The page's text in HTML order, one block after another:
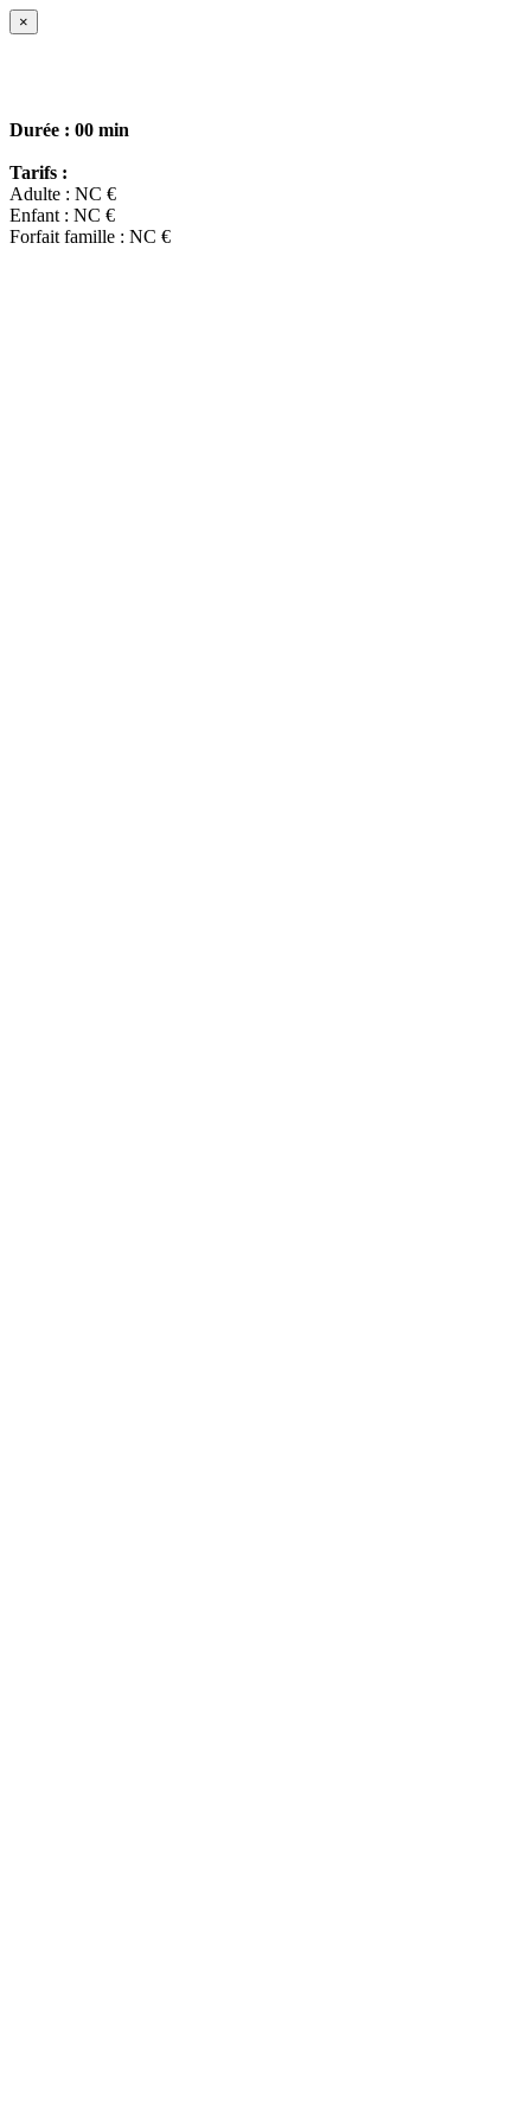
×
Durée : 00 min
Tarifs :
Adulte : NC €
Enfant : NC €
Forfait famille : NC €